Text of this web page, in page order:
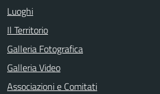
Luoghi
Il Territorio
Galleria Fotografica
Galleria Video
Associazioni e Comitati